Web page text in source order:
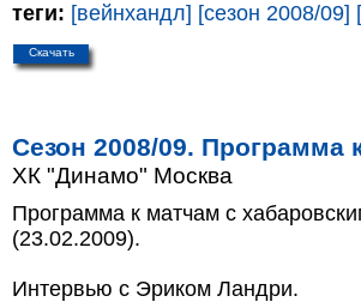
теги: [вейнхандл] [сезон 2008/09]
Скачать
Сезон 2008/09. Программа
ХК "Динамо" Москва
Программа к матчам с
(23.02.2009).
Интервью с Эриком Ландри.